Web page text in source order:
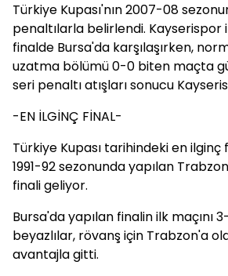
Türkiye Kupası'nın 2007-08
penaltılarla belirlendi. Kayserispor
finalde Bursa'da karşılaşırken,
uzatma bölümü 0-0 biten maçta
seri penaltı atışları sonucu
-EN İLGİNÇ FİNAL-
Türkiye Kupası tarihindeki en ilginç
1991-92 sezonunda yapılan
finali geliyor.
Bursa'da yapılan finalin ilk maçını
beyazlılar, rövanş için Trabzon'a
avantajla gitti.